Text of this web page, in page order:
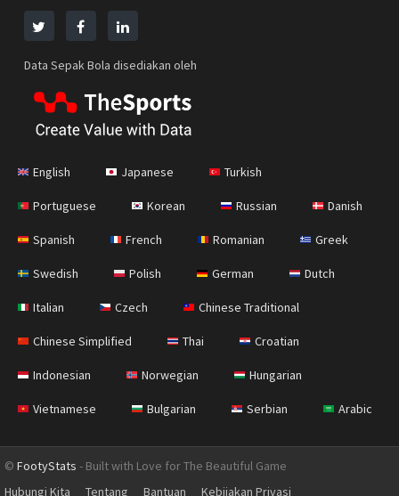
Data Sepak Bola disediakan oleh
English Japanese Turkish
Portuguese Korean Russian Danish
Spanish French Romanian Greek
Swedish Polish German Dutch
Italian Czech Chinese Traditional
Chinese Simplified Thai Croatian
Indonesian Norwegian Hungarian
Vietnamese Bulgarian Serbian Arabic
© FootyStats - Built with Love for The Beautiful Game
Hubungi Kita
Tentang Bantuan Kebijakan Privasi